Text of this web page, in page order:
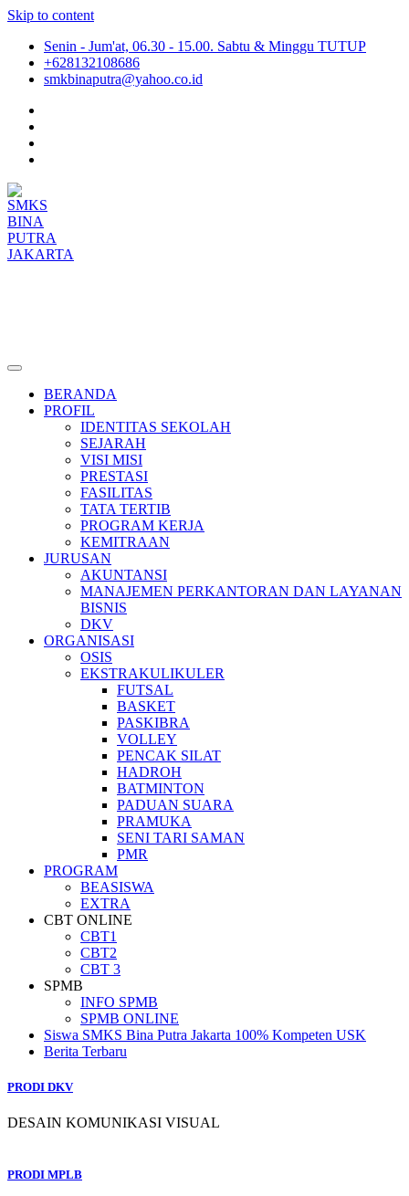
Skip to content
Senin - Jum'at, 06.30 - 15.00. Sabtu & Minggu TUTUP
+628132108686
smkbinaputra@yahoo.co.id
BERANDA
PROFIL
IDENTITAS SEKOLAH
SEJARAH
VISI MISI
PRESTASI
FASILITAS
TATA TERTIB
PROGRAM KERJA
KEMITRAAN
JURUSAN
AKUNTANSI
MANAJEMEN PERKANTORAN DAN LAYANAN
BISNIS
DKV
ORGANISASI
OSIS
EKSTRAKULIKULER
FUTSAL
BASKET
PASKIBRA
VOLLEY
PENCAK SILAT
HADROH
BATMINTON
PADUAN SUARA
PRAMUKA
SENI TARI SAMAN
PMR
PROGRAM
BEASISWA
EXTRA
CBT ONLINE
CBT1
CBT2
CBT 3
SPMB
INFO SPMB
SPMB ONLINE
Siswa SMKS Bina Putra Jakarta 100% Kompeten USK
Berita Terbaru
PRODI DKV
DESAIN KOMUNIKASI VISUAL
PRODI MPLB